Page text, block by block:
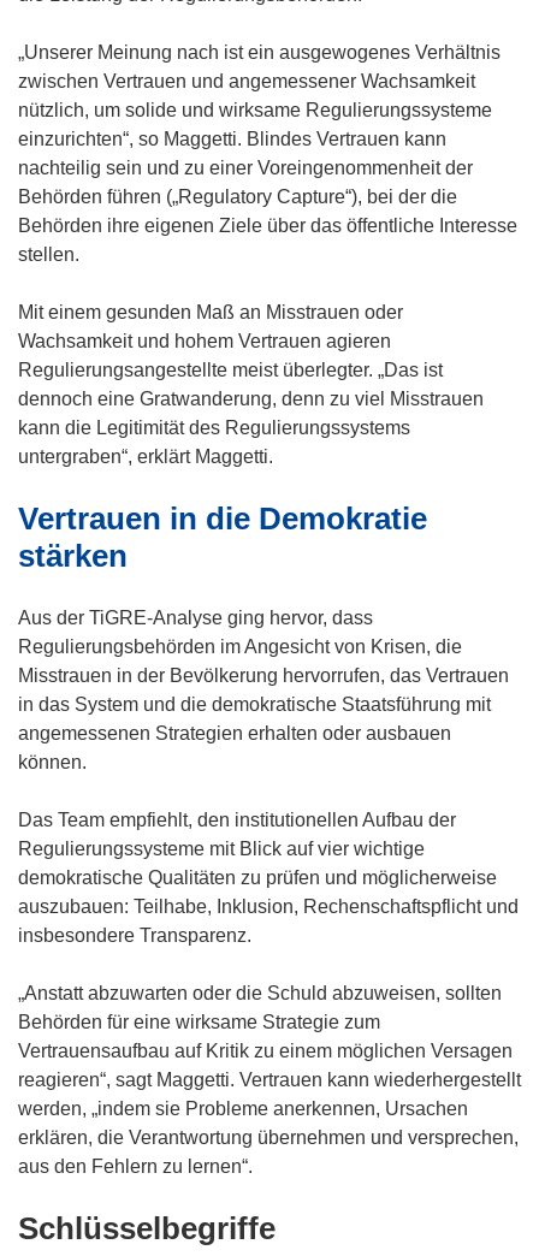
„Unserer Meinung nach ist ein ausgewogenes Verhältnis
zwischen Vertrauen und angemessener Wachsamkeit
nützlich, um solide und wirksame Regulierungssysteme
einzurichten“, so Maggetti. Blindes Vertrauen kann
nachteilig sein und zu einer Voreingenommenheit der
Behörden führen („Regulatory Capture“), bei der die
Behörden ihre eigenen Ziele über das öffentliche Interesse
stellen.
Mit einem gesunden Maß an Misstrauen oder
Wachsamkeit und hohem Vertrauen agieren
Regulierungsangestellte meist überlegter. „Das ist
dennoch eine Gratwanderung, denn zu viel Misstrauen
kann die Legitimität des Regulierungssystems
untergraben“, erklärt Maggetti.
Vertrauen in die Demokratie
stärken
Aus der TiGRE-Analyse ging hervor, dass
Regulierungsbehörden im Angesicht von Krisen, die
Misstrauen in der Bevölkerung hervorrufen, das Vertrauen
in das System und die demokratische Staatsführung mit
angemessenen Strategien erhalten oder ausbauen
können.
Das Team empfiehlt, den institutionellen Aufbau der
Regulierungssysteme mit Blick auf vier wichtige
demokratische Qualitäten zu prüfen und möglicherweise
auszubauen: Teilhabe, Inklusion, Rechenschaftspflicht und
insbesondere Transparenz.
„Anstatt abzuwarten oder die Schuld abzuweisen, sollten
Behörden für eine wirksame Strategie zum
Vertrauensaufbau auf Kritik zu einem möglichen Versagen
reagieren“, sagt Maggetti. Vertrauen kann wiederhergestellt
werden, „indem sie Probleme anerkennen, Ursachen
erklären, die Verantwortung übernehmen und versprechen,
aus den Fehlern zu lernen“.
Schlüsselbegriffe